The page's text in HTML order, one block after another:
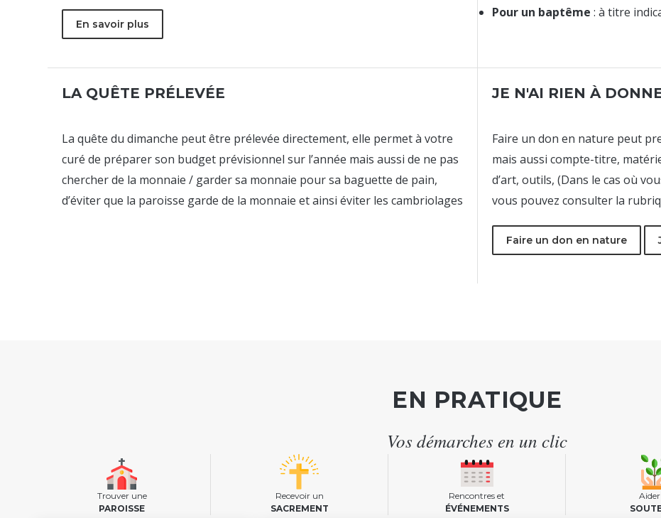
En savoir plus
Pour un baptême : à titre
LA QUÊTE PRÉLEVÉE
La quête du dimanche peut être prélevée directement, elle permet à votre
curé de préparer son budget prévisionnel sur l’année mais aussi de ne pas
chercher de la monnaie / garder sa monnaie pour sa baguette de pain,
d’éviter que la paroisse garde de la monnaie et ainsi éviter les cambriolages
JE N'AI RIEN À
Faire un don en nature peut
mais aussi compte-titre,
d’art, outils, (Dans le cas où
vous pouvez consulter la
Faire un don en nature
EN PRATIQUE
Vos démarches en un clic
Trouver une
PAROISSE
Recevoir un
SACREMENT
Rencontres et
ÉVÉNEMENTS